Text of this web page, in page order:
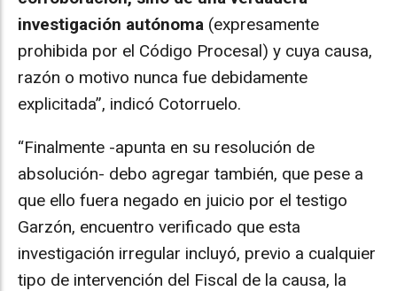
investigación autónoma (expresamente
prohibida por el Código Procesal) y cuya causa,
razón o motivo nunca fue debidamente
explicitada”, indicó Cotorruelo.
“Finalmente -apunta en su resolución de
absolución- debo agregar también, que pese a
que ello fuera negado en juicio por el testigo
Garzón, encuentro verificado que esta
investigación irregular incluyó, previo a cualquier
tipo de intervención del Fiscal de la causa, la